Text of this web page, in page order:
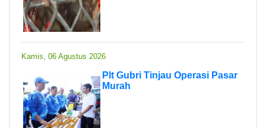
Kamis, 06 Agustus 2026
Plt Gubri Tinjau Operasi Pasar
Murah